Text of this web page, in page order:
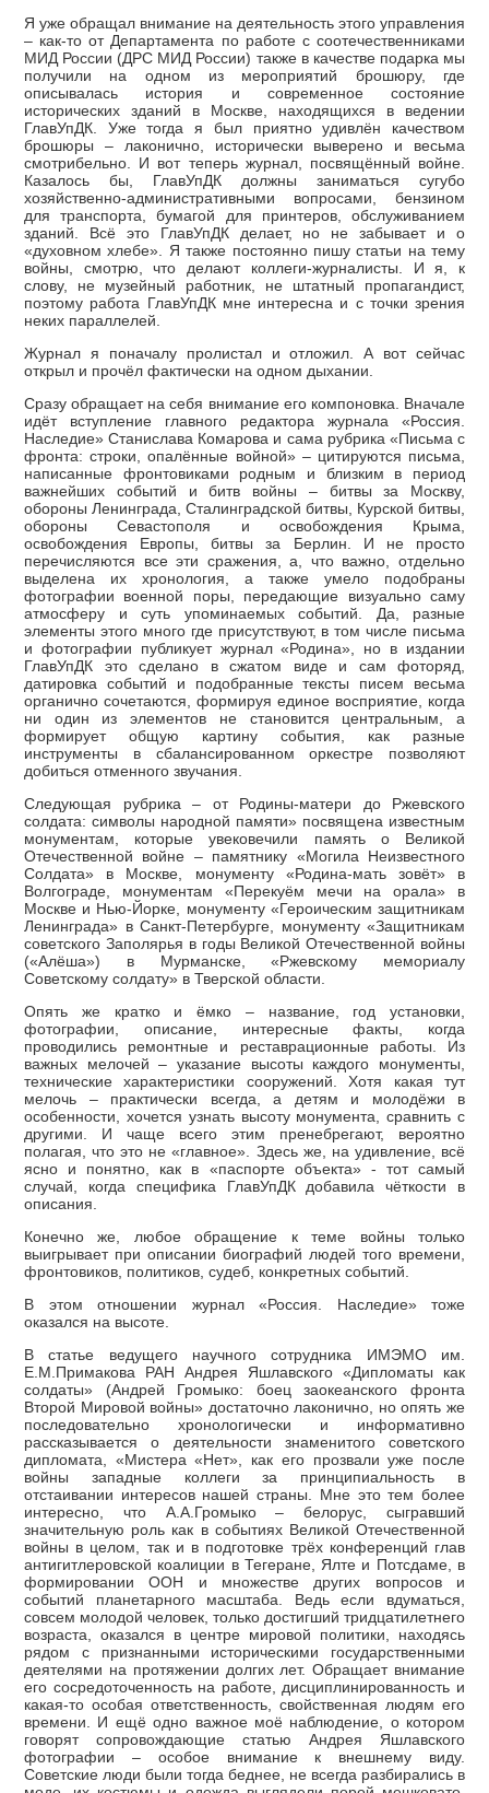
Я уже обращал внимание на деятельность этого управления
– как-то от Департамента по работе с соотечественниками
МИД России (ДРС МИД России) также в качестве подарка мы
получили на одном из мероприятий брошюру, где
описывалась история и современное состояние
исторических зданий в Москве, находящихся в ведении
ГлавУпДК. Уже тогда я был приятно удивлён качеством
брошюры – лаконично, исторически выверено и весьма
смотрибельно. И вот теперь журнал, посвящённый войне.
Казалось бы, ГлавУпДК должны заниматься сугубо
хозяйственно-административными вопросами, бензином
для транспорта, бумагой для принтеров, обслуживанием
зданий. Всё это ГлавУпДК делает, но не забывает и о
«духовном хлебе». Я также постоянно пишу статьи на тему
войны, смотрю, что делают коллеги-журналисты. И я, к
слову, не музейный работник, не штатный пропагандист,
поэтому работа ГлавУпДК мне интересна и с точки зрения
неких параллелей.
Журнал я поначалу пролистал и отложил. А вот сейчас
открыл и прочёл фактически на одном дыхании.
Сразу обращает на себя внимание его компоновка. Вначале
идёт вступление главного редактора журнала «Россия.
Наследие» Станислава Комарова и сама рубрика «Письма с
фронта: строки, опалённые войной» – цитируются письма,
написанные фронтовиками родным и близким в период
важнейших событий и битв войны – битвы за Москву,
обороны Ленинграда, Сталинградской битвы, Курской битвы,
обороны Севастополя и освобождения Крыма,
освобождения Европы, битвы за Берлин. И не просто
перечисляются все эти сражения, а, что важно, отдельно
выделена их хронология, а также умело подобраны
фотографии военной поры, передающие визуально саму
атмосферу и суть упоминаемых событий. Да, разные
элементы этого много где присутствуют, в том числе письма
и фотографии публикует журнал «Родина», но в издании
ГлавУпДК это сделано в сжатом виде и сам фоторяд,
датировка событий и подобранные тексты писем весьма
органично сочетаются, формируя единое восприятие, когда
ни один из элементов не становится центральным, а
формирует общую картину события, как разные
инструменты в сбалансированном оркестре позволяют
добиться отменного звучания.
Следующая рубрика – от Родины-матери до Ржевского
солдата: символы народной памяти» посвящена известным
монументам, которые увековечили память о Великой
Отечественной войне – памятнику «Могила Неизвестного
Солдата» в Москве, монументу «Родина-мать зовёт» в
Волгограде, монументам «Перекуём мечи на орала» в
Москве и Нью-Йорке, монументу «Героическим защитникам
Ленинграда» в Санкт-Петербурге, монументу «Защитникам
советского Заполярья в годы Великой Отечественной войны
(«Алёша») в Мурманске, «Ржевскому мемориалу
Советскому солдату» в Тверской области.
Опять же кратко и ёмко – название, год установки,
фотографии, описание, интересные факты, когда
проводились ремонтные и реставрационные работы. Из
важных мелочей – указание высоты каждого монументы,
технические характеристики сооружений. Хотя какая тут
мелочь – практически всегда, а детям и молодёжи в
особенности, хочется узнать высоту монумента, сравнить с
другими. И чаще всего этим пренебрегают, вероятно
полагая, что это не «главное». Здесь же, на удивление, всё
ясно и понятно, как в «паспорте объекта» - тот самый
случай, когда специфика ГлавУпДК добавила чёткости в
описания.
Конечно же, любое обращение к теме войны только
выигрывает при описании биографий людей того времени,
фронтовиков, политиков, судеб, конкретных событий.
В этом отношении журнал «Россия. Наследие» тоже
оказался на высоте.
В статье ведущего научного сотрудника ИМЭМО им.
Е.М.Примакова РАН Андрея Яшлавского «Дипломаты как
солдаты» (Андрей Громыко: боец заокеанского фронта
Второй Мировой войны» достаточно лаконично, но опять же
последовательно хронологически и информативно
рассказывается о деятельности знаменитого советского
дипломата, «Мистера «Нет», как его прозвали уже после
войны западные коллеги за принципиальность в
отстаивании интересов нашей страны. Мне это тем более
интересно, что А.А.Громыко – белорус, сыгравший
значительную роль как в событиях Великой Отечественной
войны в целом, так и в подготовке трёх конференций глав
антигитлеровской коалиции в Тегеране, Ялте и Потсдаме, в
формировании ООН и множестве других вопросов и
событий планетарного масштаба. Ведь если вдуматься,
совсем молодой человек, только достигший тридцатилетнего
возраста, оказался в центре мировой политики, находясь
рядом с признанными историческими государственными
деятелями на протяжении долгих лет. Обращает внимание
его сосредоточенность на работе, дисциплинированность и
какая-то особая ответственность, свойственная людям его
времени. И ещё одно важное моё наблюдение, о котором
говорят сопровождающие статью Андрея Яшлавского
фотографии – особое внимание к внешнему виду.
Советские люди были тогда беднее, не всегда разбирались в